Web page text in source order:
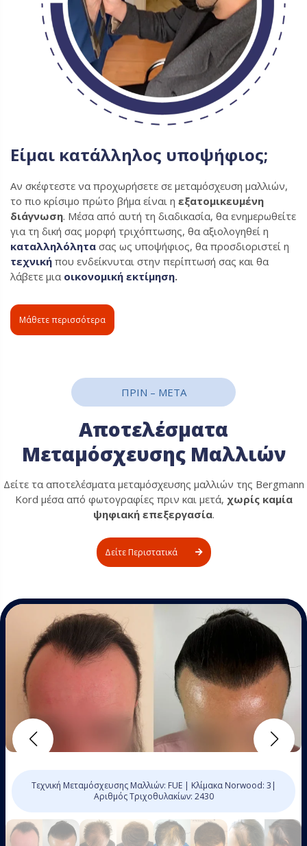
Είμαι κατάλληλος υποψήφιος;
Αν σκέφτεστε να προχωρήσετε σε μεταμόσχευση μαλλιών,
το πιο κρίσιμο πρώτο βήμα είναι η εξατομικευμένη
διάγνωση. Μέσα από αυτή τη διαδικασία, θα ενημερωθείτε
για τη δική σας μορφή τριχόπτωσης, θα αξιολογηθεί η
καταλληλόλητα σας ως υποψήφιος, θα προσδιοριστεί η
τεχνική που ενδείκνυται στην περίπτωσή σας και θα
λάβετε μια οικονομική εκτίμηση.
Μάθετε περισσότερα
ΠΡΙΝ – ΜΕΤΑ
Αποτελέσματα
Μεταμόσχευσης Μαλλιών
Δείτε τα αποτελέσματα μεταμόσχευσης μαλλιών της Bergmann
Kord μέσα από φωτογραφίες πριν και μετά, χωρίς καμία
ψηφιακή επεξεργασία.
Δείτε Περιστατικά
Τεχνική Μεταμόσχευσης Μαλλιών: FUE | Κλίμακα Norwood: 3|
Αριθμός Τριχοθυλακίων: 2430